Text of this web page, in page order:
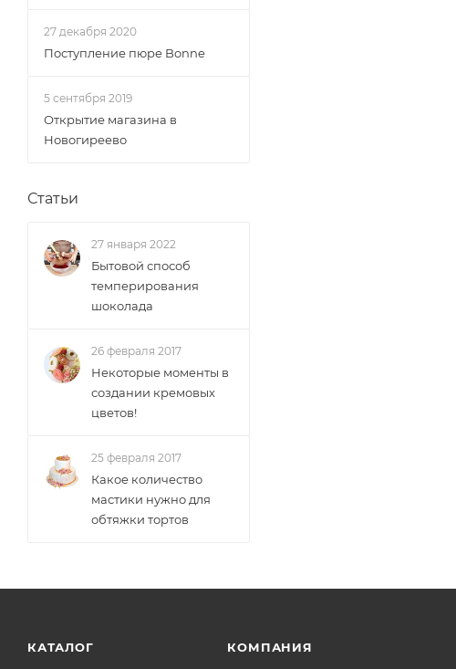
27 декабря 2020
Поступление пюре Bonne
5 сентября 2019
Открытие магазина в
Новогиреево
Статьи
27 января 2022
Бытовой способ
темперирования
шоколада
26 февраля 2017
Некоторые моменты в
создании кремовых
цветов!
25 февраля 2017
Какое количество
мастики нужно для
обтяжки тортов
КАТАЛОГ КОМПАНИЯ